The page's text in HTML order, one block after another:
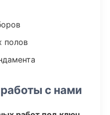
полов
с нами